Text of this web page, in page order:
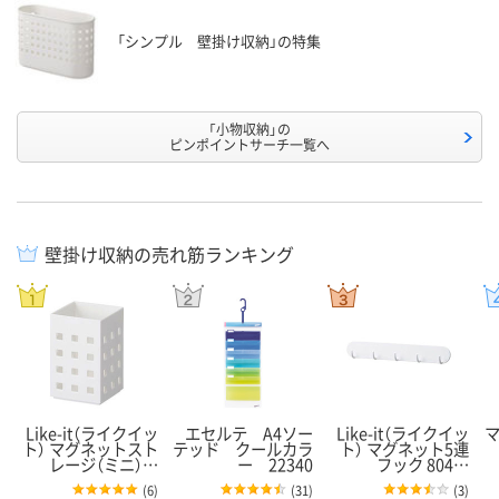
「シンプル 壁掛け収納」の特集
「小物収納」の
ピンポイントサーチ一覧へ
壁掛け収納の売れ筋ランキング
Like-it（ライクイッ
ト） マグネットスト
レージ（ミニ）…
(6)
エセルテ A4ソー
テッド クールカラ
ー 22340
(31)
Like-it（ライクイッ
ト） マグネット5連
フック 804…
(3)